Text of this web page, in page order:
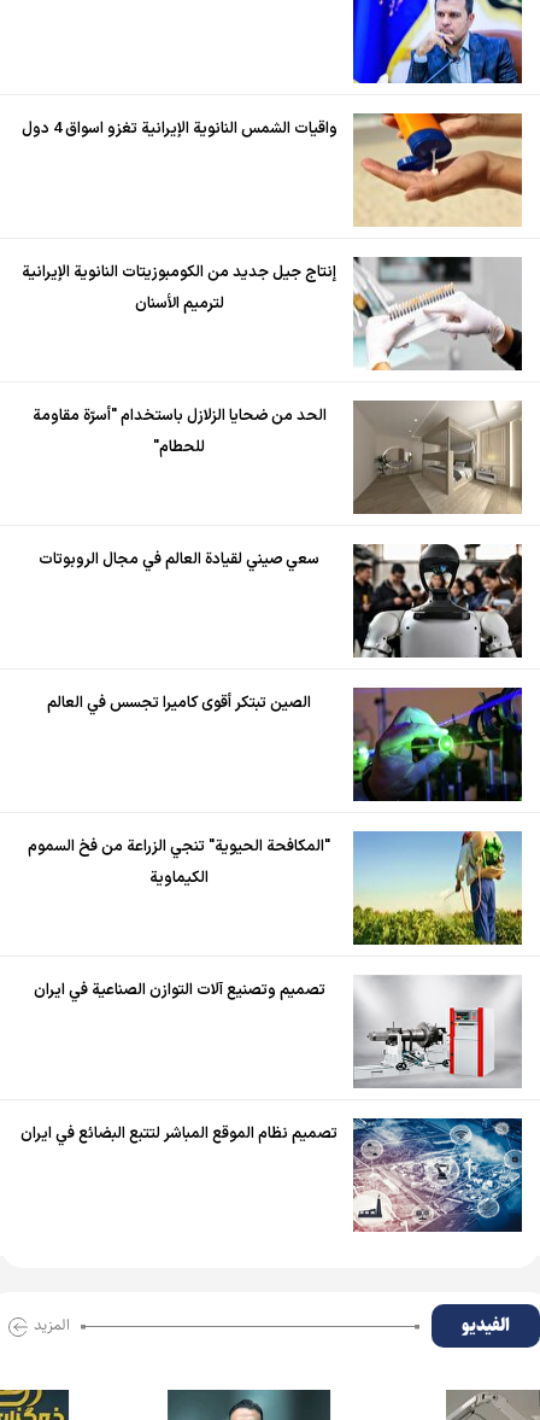
واقيات الشمس النانوية الإيرانية تغزو اسواق 4 دول
إنتاج جيل جديد من الكومبوزيتات النانوية الإيرانية
لترميم الأسنان
الحد من ضحايا الزلازل باستخدام "أسرّة مقاومة
للحطام"
سعي صيني لقيادة العالم في مجال الروبوتات
الصين تبتكر أقوى كاميرا تجسس في العالم
"المكافحة الحيوية" تنجي الزراعة من فخ السموم
الكيماوية
تصميم وتصنيع آلات التوازن الصناعية في ايران
تصميم نظام الموقع المباشر لتتبع البضائع في ايران
الفیدیو المزید